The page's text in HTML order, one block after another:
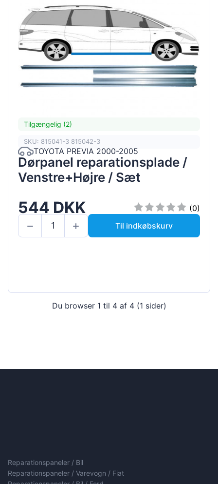
Tilgængelig (2)
SKU: 815041-3 815042-3
TOYOTA PREVIA 2000-2005
Dørpanel reparationsplade /
Venstre+Højre / Sæt
544 DKK
(0)
Til indkøbskurv
Du browser 1 til 4 af 4 (1 sider)
Reparationspaneler / Bil
Reparationspaneler / Varevogn / Fiat